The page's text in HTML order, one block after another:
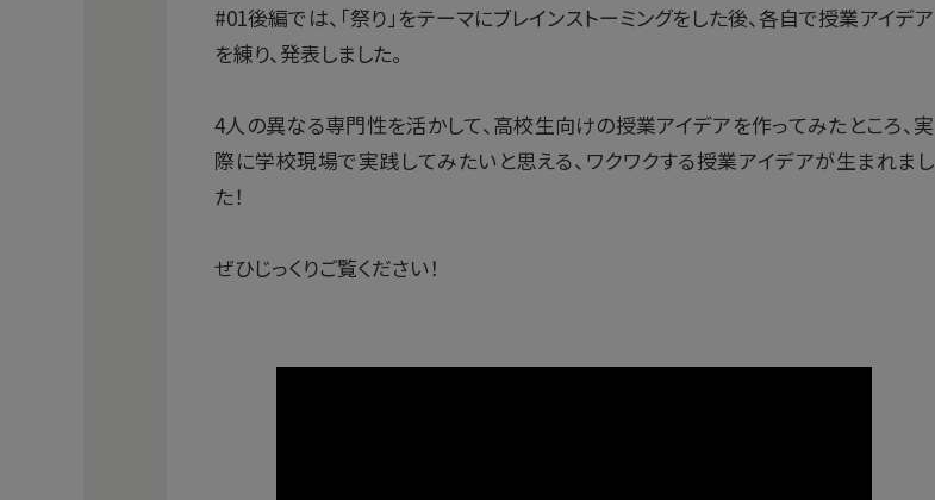
#01後編では、「祭り」をテーマにブレインストーミングをした後、各自で授業アイデア
を練り、発表しました。
4人の異なる専門性を活かして、高校生向けの授業アイデアを作ってみたところ、実
際に学校現場で実践してみたいと思える、ワクワクする授業アイデアが生まれまし
た！
ぜひじっくりご覧ください！